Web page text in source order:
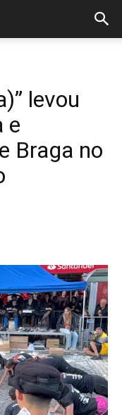
levou
e
Braga no